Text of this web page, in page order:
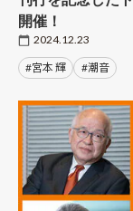
開催！
2024.12.23
#宮本 輝 #潮音